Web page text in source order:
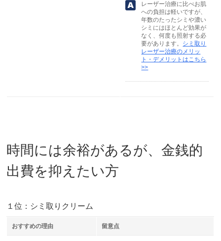
レーザー治療に比べお肌
への負担は軽いですが、
年数のたったシミや濃い
シミにはほとんど効果が
なく、何度も照射する必
要があります。 シミ取り
レーザー治療のメリッ
ト・デメリットはこちら
>>
時間には余裕があるが、金銭的
出費を抑えたい方
１位：シミ取りクリーム
おすすめの理由 留意点